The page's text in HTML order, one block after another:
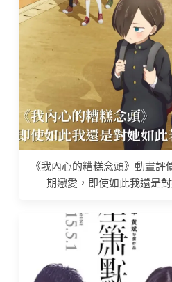
《我內心的糟糕念頭》動畫評
期戀愛，即使如此我還是